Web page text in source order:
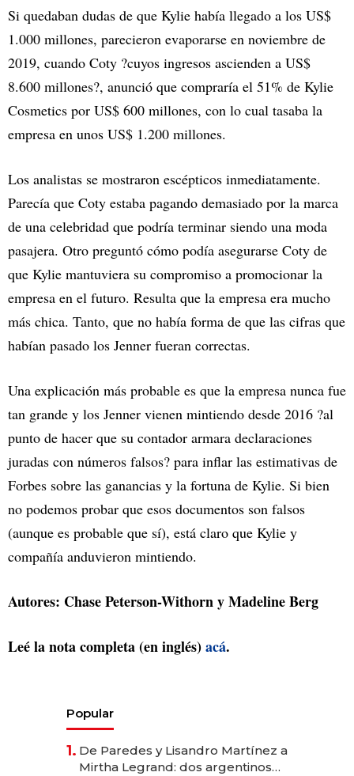
Si quedaban dudas de que Kylie había llegado a los US$
1.000 millones, parecieron evaporarse en noviembre de
2019, cuando Coty ?cuyos ingresos ascienden a US$
8.600 millones?, anunció que compraría el 51% de Kylie
Cosmetics por US$ 600 millones, con lo cual tasaba la
empresa en unos US$ 1.200 millones.
Los analistas se mostraron escépticos inmediatamente.
Parecía que Coty estaba pagando demasiado por la marca
de una celebridad que podría terminar siendo una moda
pasajera. Otro preguntó cómo podía asegurarse Coty de
que Kylie mantuviera su compromiso a promocionar la
empresa en el futuro. Resulta que la empresa era mucho
más chica. Tanto, que no había forma de que las cifras que
habían pasado los Jenner fueran correctas.
Una explicación más probable es que la empresa nunca fue
tan grande y los Jenner vienen mintiendo desde 2016 ?al
punto de hacer que su contador armara declaraciones
juradas con números falsos? para inflar las estimativas de
Forbes sobre las ganancias y la fortuna de Kylie. Si bien
no podemos probar que esos documentos son falsos
(aunque es probable que sí), está claro que Kylie y
compañía anduvieron mintiendo.
Autores: Chase Peterson-Withorn y Madeline Berg
Leé la nota completa (en inglés)acá.
Popular
1. De Paredes y Lisandro Martínez a
Mirtha Legrand: dos argentinos